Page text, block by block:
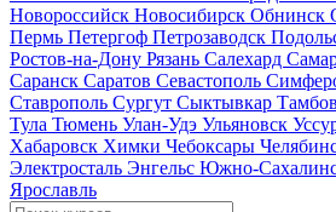
Новороссийск Новосибирск Обнинск
Пермь Петергоф Петрозаводск
Ростов-на-Дону Рязань Салехард
Саранск Саратов Севастополь
Ставрополь Сургут Сыктывкар Тамбов
Тула Тюмень Улан-Удэ Ульяновск
Хабаровск Химки Чебоксары
Электросталь Энгельс Южно-
Ярославль